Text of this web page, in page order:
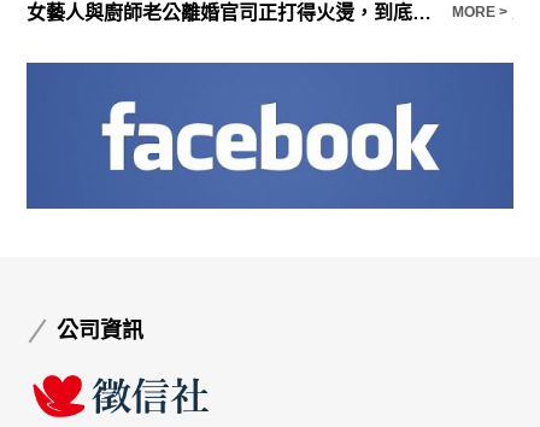
女藝人與廚師老公離婚官司正打得火燙，到底這場因為外遇而點燃的離婚官司是誰會贏呢 MORE >
公司資訊